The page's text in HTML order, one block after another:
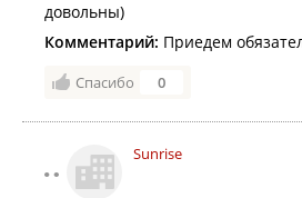
довольны)
Комментарий: Приедем
Спасибо 0
Sunrise